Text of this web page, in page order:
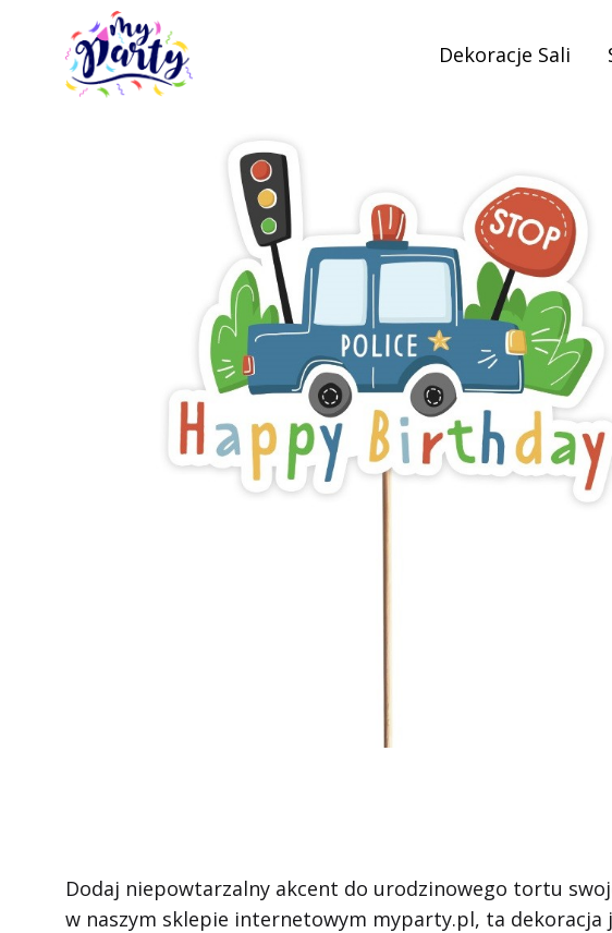
Dekoracje Sali
Dodaj niepowtarzalny akcent do urodzinowego tortu
w naszym sklepie internetowym myparty.pl, ta dekoracja